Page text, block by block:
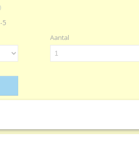
5
Aantal
199-414